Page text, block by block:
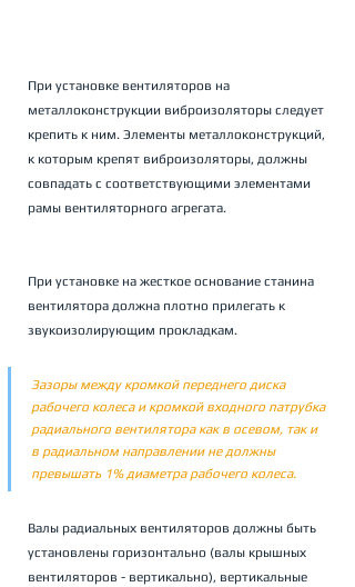
При установке вентиляторов на
металлоконструкции виброизоляторы следует
крепить к ним. Элементы металлоконструкций,
к которым крепят виброизоляторы, должны
совпадать с соответствующими элементами
рамы вентиляторного агрегата.
При установке на жесткое основание станина
вентилятора должна плотно прилегать к
звукоизолирующим прокладкам.
Зазоры между кромкой переднего диска
рабочего колеса и кромкой входного патрубка
радиального вентилятора как в осевом, так и
в радиальном направлении не должны
превышать 1% диаметра рабочего колеса.
Валы радиальных вентиляторов должны быть
установлены горизонтально (валы крышных
вентиляторов - вертикально), вертикальные